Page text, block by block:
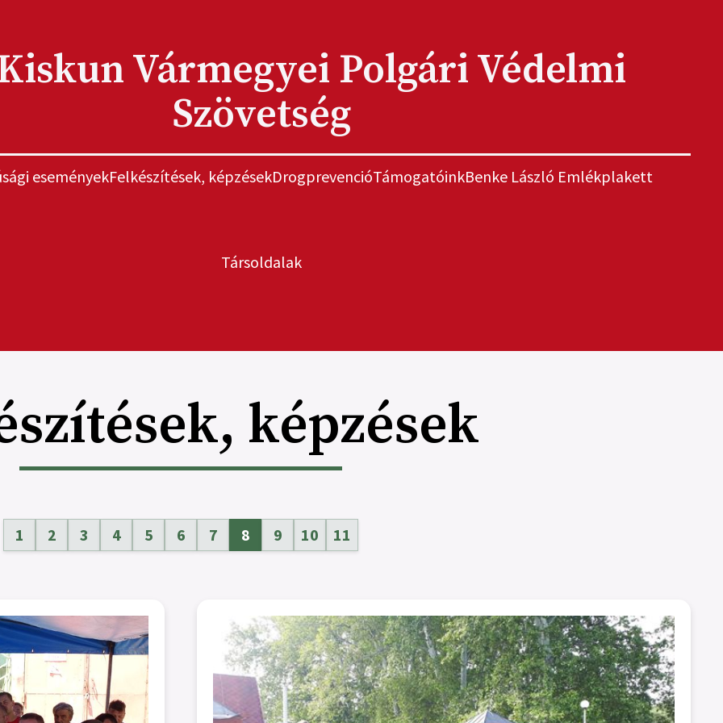
Vármegyei Polgári Védelmi
Szövetség
eseményekFelkészítések, képzésekDrogprevencióTámogatóinkBenke László Emlékplakett
Társoldalak
képzések
1 2 3 4 5 6 7 8 9 10 11